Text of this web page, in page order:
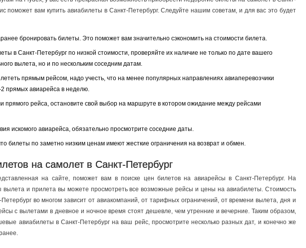
поможет вам купить авиабилеты в Санкт-Петербург. Следуйте нашим советам, и для вас это будет
бронировать билеты. Это поможет вам значительно сэкономить на стоимости билета.
в Санкт-Петербург по низкой стоимости, проверяйте их наличие не только по дате вашего
вылета, но и по нескольким соседним датам.
прямым рейсом, надо учесть, что на менее популярных направлениях авиаперевозчики
прямых авиарейса в неделю.
прямого рейса, остановите свой выбор на маршруте в котором ожидание между рейсами
искомого авиарейса, обязательно просмотрите соседние даты.
билеты по заметно низким ценам имеют жесткие ограничения на возврат и обмен.
на самолет в Санкт-Петербург
на сайте, поможет вам в поиске цен билетов на авиарейсы в Санкт-Петербург. На
вылета и прилета вы можете просмотреть все возможные рейсы и цены на авиабилеты. Стоимость
во многом зависит от авиакомпаний, от тарифных ограничений, от времени вылета, дня и
с вылетами в дневное и ночное время стоят дешевле, чем утренние и вечерние. Таким образом,
авиабилеты в Санкт-Петербург на ваш рейс, просмотрите несколько разных дат, и конечно же